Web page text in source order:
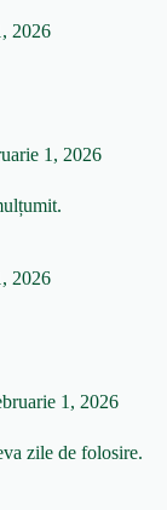
2026
1, 2026
2026
1, 2026
zile de folosire.